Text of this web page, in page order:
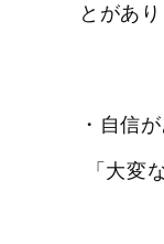
とがあ
・自信
「大変